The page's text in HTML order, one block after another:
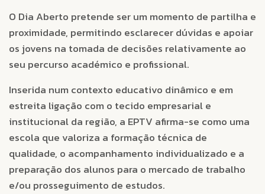
O Dia Aberto pretende ser um momento de partilha e
proximidade, permitindo esclarecer dúvidas e apoiar
os jovens na tomada de decisões relativamente ao
seu percurso académico e profissional.
Inserida num contexto educativo dinâmico e em
estreita ligação com o tecido empresarial e
institucional da região, a EPTV afirma-se como uma
escola que valoriza a formação técnica de
qualidade, o acompanhamento individualizado e a
preparação dos alunos para o mercado de trabalho
e/ou prosseguimento de estudos.